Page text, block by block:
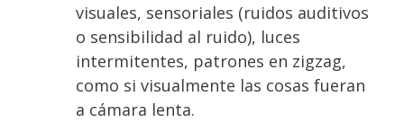
visuales, sensoriales (ruidos auditivos
o sensibilidad al ruido), luces
intermitentes, patrones en zigzag,
como si visualmente las cosas fueran
a cámara lenta.